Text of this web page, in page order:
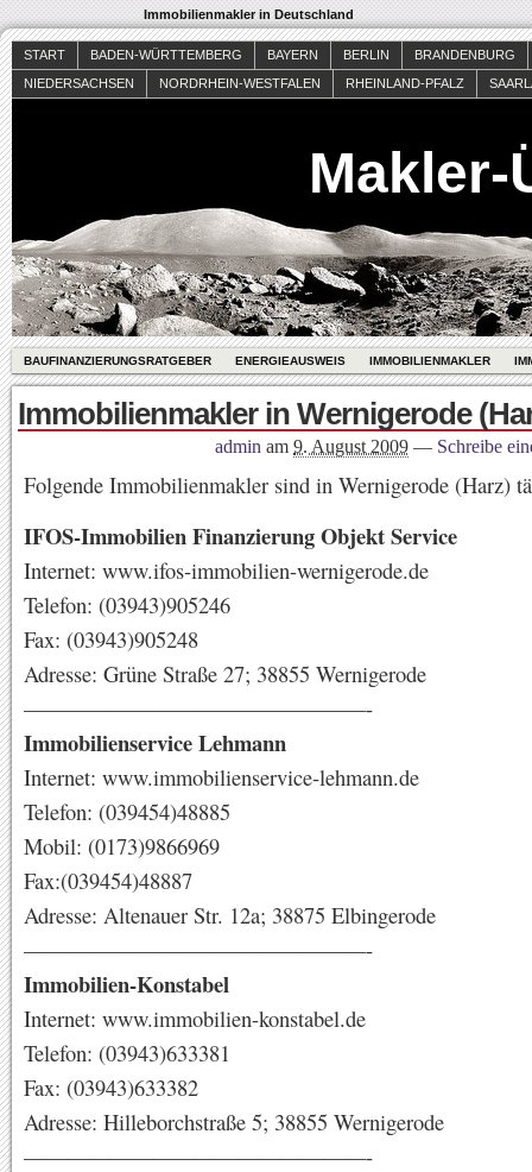
Immobilienmakler in Deutschland
START BADEN-WÜRTTEMBERG BAYERN BERLIN
BRANDENBURG
NIEDERSACHSEN
NORDRHEIN-WESTFALEN RHEINLAND-PFALZ
Makler-
BAUFINANZIERUNGSRATGEBER ENERGIEAUSWEIS IMMOBILIENMAKLER
Immobilienmakler in Wernigerode
admin am 9. August 2009 — Schreibe
Folgende Immobilienmakler sind in Wernigerode (Harz)
IFOS-Immobilien Finanzierung Objekt Service
Internet: www.ifos-immobilien-wernigerode.de
Telefon: (03943)905246
Fax: (03943)905248
Adresse: Grüne Straße 27; 38855 Wernigerode
————————————————-
Immobilienservice Lehmann
Internet: www.immobilienservice-lehmann.de
Telefon: (039454)48885
Mobil: (0173)9866969
Fax:(039454)48887
Adresse: Altenauer Str. 12a; 38875 Elbingerode
————————————————-
Immobilien-Konstabel
Internet: www.immobilien-konstabel.de
Telefon: (03943)633381
Fax: (03943)633382
Adresse: Hilleborchstraße 5; 38855 Wernigerode
————————————————-